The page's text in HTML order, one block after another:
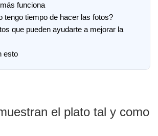
funciona
tengo tiempo de hacer las fotos?
que pueden ayudarte a mejorar la
esto
el plato tal y como